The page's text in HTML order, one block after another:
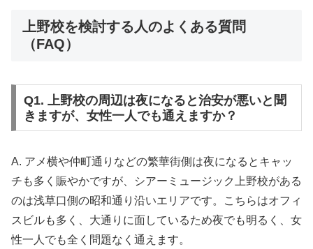
上野校を検討する人のよくある質問
（FAQ）
Q1. 上野校の周辺は夜になると治安が悪いと聞
きますが、女性一人でも通えますか？
A. アメ横や仲町通りなどの繁華街側は夜になるとキャッ
チも多く賑やかですが、シアーミュージック上野校がある
のは浅草口側の昭和通り沿いエリアです。こちらはオフィ
スビルも多く、大通りに面しているため夜でも明るく、女
性一人でも全く問題なく通えます。